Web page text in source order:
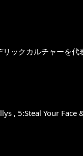
ックカルチャーを代
, 5:Steal Your Face